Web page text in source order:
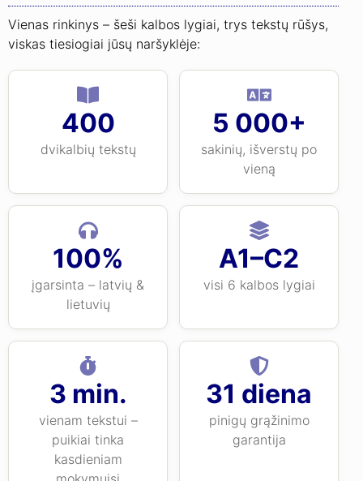
Vienas rinkinys – šeši kalbos lygiai, trys tekstų rūšys,
viskas tiesiogiai jūsų naršyklėje:
400
dvikalbių tekstų
5 000+
sakinių, išverstų po
vieną
100%
įgarsinta – latvių &
lietuvių
A1–C2
visi 6 kalbos lygiai
3 min.
vienam tekstui –
puikiai tinka
kasdieniam
31 diena
pinigų grąžinimo
garantija